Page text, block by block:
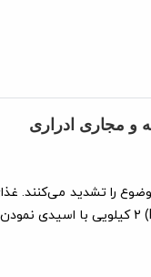
و مجاری ادراری
را تشدید می‌کنند.